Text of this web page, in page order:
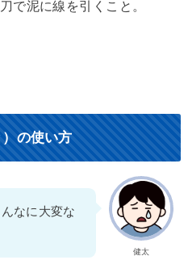
で泥に線を引くこと。
の使い方
健太
なに大変な